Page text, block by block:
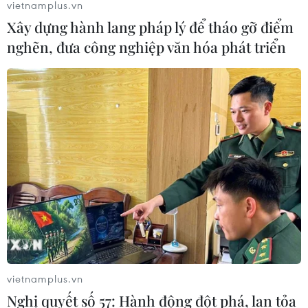
Khủng hoảng nắng nóng đẩy 34 tỉnh
của Pháp vào mức nguy cơ cháy
rừng cao
08/08/2026 23:59
Những lý do khiến du khách Ấn Độ
chuyển hướng sang Việt Nam
08/08/2026 23:58
Cộng hòa Dân chủ Congo ghi nhận
hơn 300 trẻ em tử vong do Ebola
08/08/2026 15:21
vietnamplus.vn
Xây dựng hành lang pháp lý để tháo gỡ điểm
nghẽn, đưa công nghiệp văn hóa phát triển
vietnamplus.vn
Nghị quyết số 57: Hành động đột phá, lan tỏa